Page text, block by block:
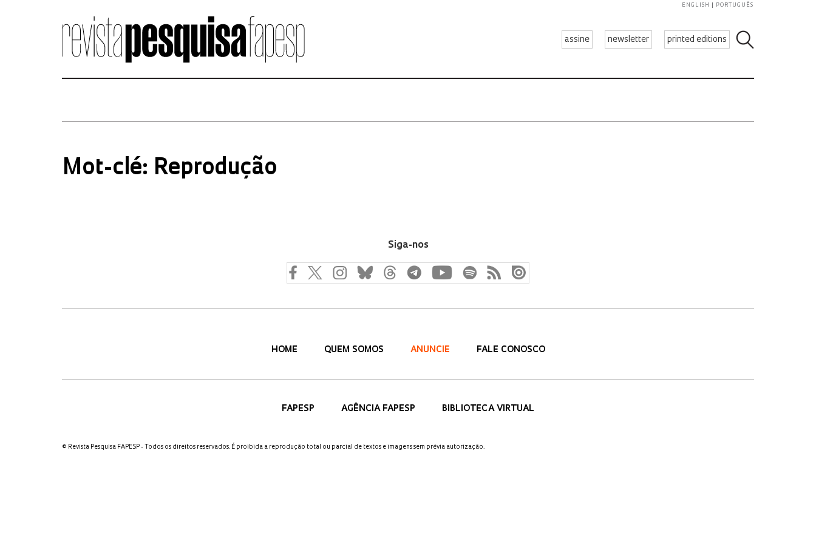
assine newsletter printed editions
ENGLISH PORTUGUÊS
Mot-clé: Reprodução
Siga-nos
HOME QUEM SOMOS ANUNCIE FALE CONOSCO
FAPESP AGÊNCIA FAPESP BIBLIOTECA VIRTUAL
© Revista Pesquisa FAPESP - Todos os direitos reservados. É proibida a reprodução total ou parcial de textos e imagens sem prévia autorização.